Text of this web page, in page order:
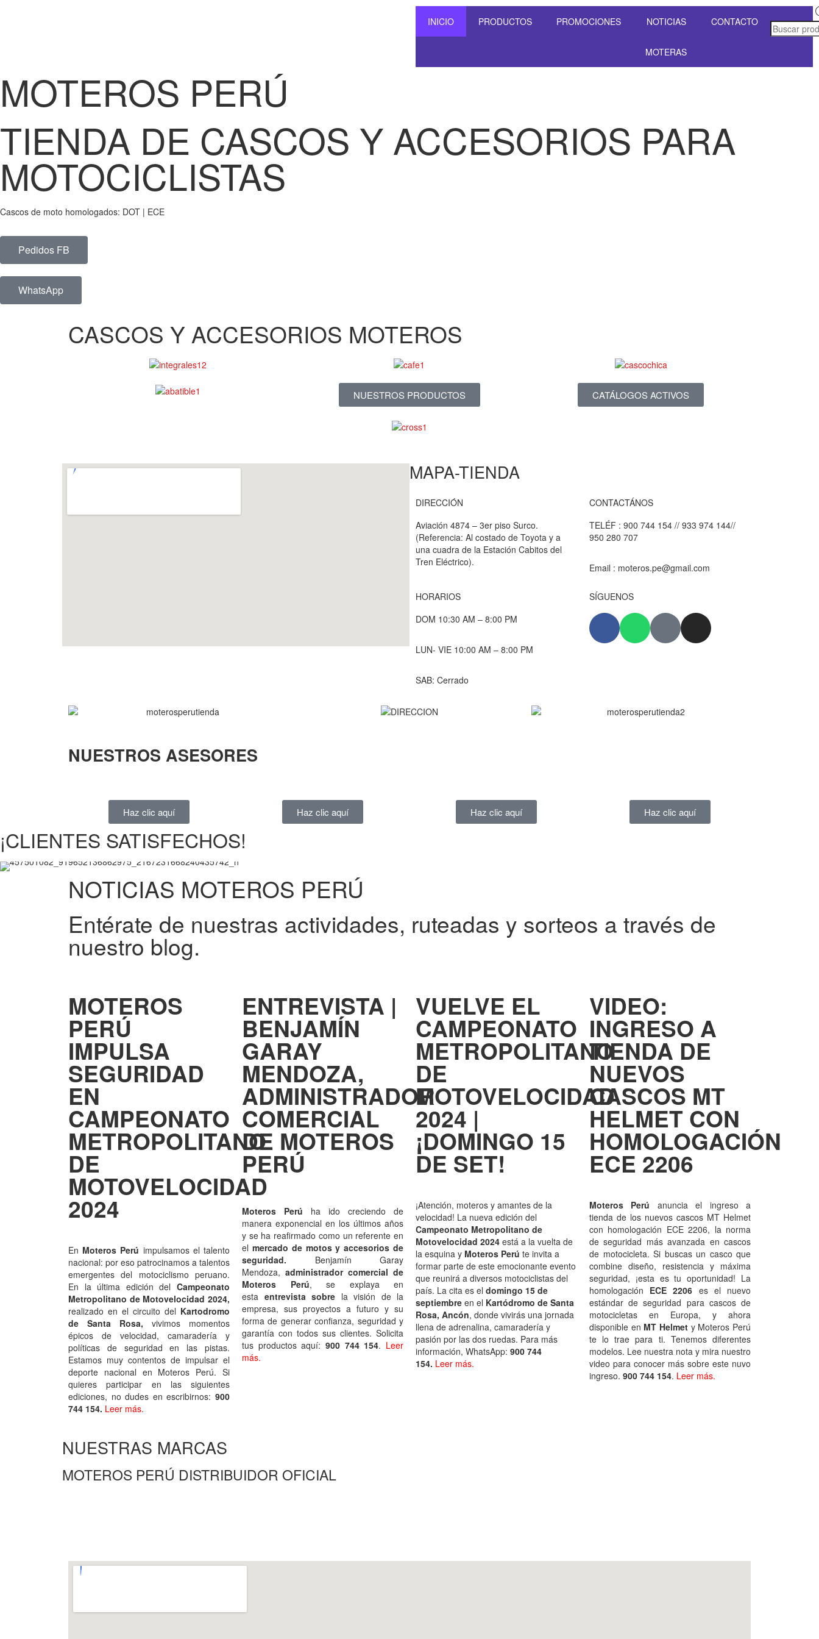
INICIO PRODUCTOS PROMOCIONES NOTICIAS
MOTERAS
CONTACTO
MOTEROS PERÚ
TIENDA DE CASCOS Y ACCESORIOS PARA
MOTOCICLISTAS
Cascos de moto homologados: DOT | ECE
Pedidos FB
WhatsApp
CASCOS Y ACCESORIOS MOTEROS
NUESTROS PRODUCTOS CATÁLOGOS ACTIVOS
MAPA-TIENDA
DIRECCIÓN
Aviación 4874 – 3er piso Surco.
(Referencia: Al costado de Toyota y a
una cuadra de la Estación Cabitos del
Tren Eléctrico).
CONTACTÁNOS
TELÉF : 900 744 154 // 933 974 144//
950 280 707
Email : moteros.pe@gmail.com
HORARIOS
DOM 10:30 AM – 8:00 PM
LUN- VIE 10:00 AM – 8:00 PM
SAB: Cerrado
SÍGUENOS
NUESTROS ASESORES
Haz clic aquí Haz clic aquí Haz clic aquí Haz clic aquí
¡CLIENTES SATISFECHOS!
NOTICIAS MOTEROS PERÚ
Entérate de nuestras actividades, ruteadas y sorteos a través de
nuestro blog.
MOTEROS
PERÚ
IMPULSA
SEGURIDAD
EN
CAMPEONATO
METROPOLITANO
DE
MOTOVELOCIDAD
2024
En Moteros Perú impulsamos el talento
nacional: por eso patrocinamos a talentos
emergentes del motociclismo peruano.
En la última edición del Campeonato
Metropolitano de Motovelocidad 2024,
realizado en el circuito del Kartodromo
de Santa Rosa, vivimos momentos
épicos de velocidad, camaradería y
políticas de seguridad en las pistas.
Estamos muy contentos de impulsar el
deporte nacional en Moteros Perú. Si
quieres participar en las siguientes
ediciones, no dudes en escribirnos: 900
744 154. Leer más.
ENTREVISTA |
BENJAMÍN
GARAY
MENDOZA,
ADMINISTRADOR
COMERCIAL
DE MOTEROS
PERÚ
Moteros Perú ha ido creciendo de
manera exponencial en los últimos años
y se ha reafirmado como un referente en
el mercado de motos y accesorios de
seguridad. Benjamín Garay
Mendoza, administrador comercial de
Moteros Perú, se explaya en
esta entrevista sobre la visión de la
empresa, sus proyectos a futuro y su
forma de generar confianza, seguridad y
garantía con todos sus clientes. Solicita
tus productos aquí: 900 744 154. Leer
más.
VUELVE EL
CAMPEONATO
METROPOLITANO
DE
MOTOVELOCIDAD
2024 |
¡DOMINGO 15
DE SET!
¡Atención, moteros y amantes de la
velocidad! La nueva edición del
Campeonato Metropolitano de
Motovelocidad 2024 está a la vuelta de
la esquina y Moteros Perú te invita a
formar parte de este emocionante evento
que reunirá a diversos motociclistas del
país. La cita es el domingo 15 de
septiembre en el Kartódromo de Santa
Rosa, Ancón, donde vivirás una jornada
llena de adrenalina, camaradería y
pasión por las dos ruedas. Para más
información, WhatsApp: 900 744
154. Leer más.
VIDEO:
INGRESO A
TIENDA DE
NUEVOS
CASCOS MT
HELMET CON
HOMOLOGACIÓN
ECE 2206
Moteros Perú anuncia el ingreso a
tienda de los nuevos cascos MT Helmet
con homologación ECE 2206, la norma
de seguridad más avanzada en cascos
de motocicleta. Si buscas un casco que
combine diseño, resistencia y máxima
seguridad, ¡esta es tu oportunidad! La
homologación ECE 2206 es el nuevo
estándar de seguridad para cascos de
motocicletas en Europa, y ahora
disponible en MT Helmet y Moteros Perú
te lo trae para ti. Tenemos diferentes
modelos. Lee nuestra nota y mira nuestro
video para conocer más sobre este nuvo
ingreso. 900 744 154. Leer más.
NUESTRAS MARCAS
MOTEROS PERÚ DISTRIBUIDOR OFICIAL